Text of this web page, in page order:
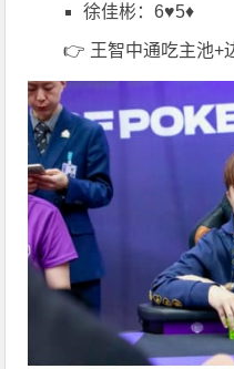
徐佳彬：6♥5♦
👉 王智中通吃主池+